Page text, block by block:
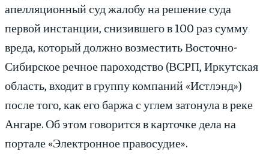
апелляционный суд жалобу на решение суда
первой инстанции, снизившего в 100 раз сумму
вреда, который должно возместить Восточно-
Сибирское речное пароходство (ВСРП, Иркутская
область, входит в группу компаний «Истлэнд»)
после того, как его баржа с углем затонула в реке
Ангаре. Об этом говорится в карточке дела на
портале «Электронное правосудие».